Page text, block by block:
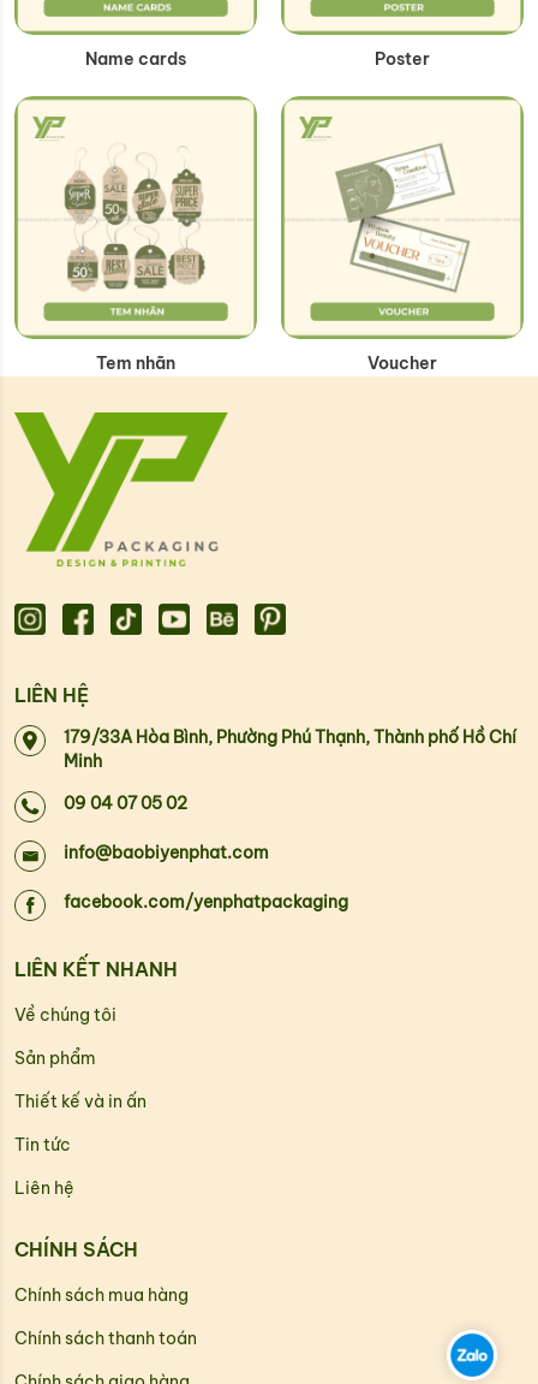
Name cards Poster
Tem nhãn Voucher
LIÊN HỆ
179/33A Hòa Bình, Phường Phú Thạnh, Thành phố Hồ Chí
Minh
09 04 07 05 02
info@baobiyenphat.com
facebook.com/yenphatpackaging
LIÊN KẾT NHANH
Về chúng tôi
Sản phẩm
Thiết kế và in ấn
Tin tức
Liên hệ
CHÍNH SÁCH
Chính sách mua hàng
Chính sách thanh toán